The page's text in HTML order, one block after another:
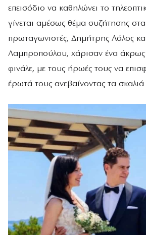
επεισόδιο να καθηλώνει το
γίνεται αμέσως θέμα συζήτησης
πρωταγωνιστές, Δημήτρης Λάλος
Λαμπροπούλου, χάρισαν ένα άκρως
φινάλε, με τους ήρωές τους να
έρωτά τους ανεβαίνοντας τα σκαλιά